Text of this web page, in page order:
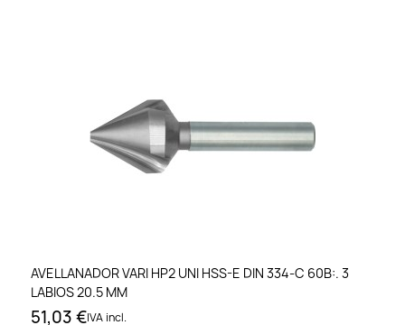
AVELLANADOR VARI HP2 UNI HSS-E DIN 334-C 60B:. 3
LABIOS 20.5 MM
51,03 €IVA incl.